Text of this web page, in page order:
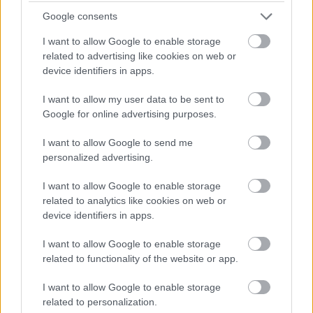
Google consents
I want to allow Google to enable storage
related to advertising like cookies on web or
device identifiers in apps.
I want to allow my user data to be sent to
Google for online advertising purposes.
I want to allow Google to send me
personalized advertising.
I want to allow Google to enable storage
related to analytics like cookies on web or
device identifiers in apps.
I want to allow Google to enable storage
related to functionality of the website or app.
I want to allow Google to enable storage
related to personalization.
MAGYAR ÉPÍTŐK